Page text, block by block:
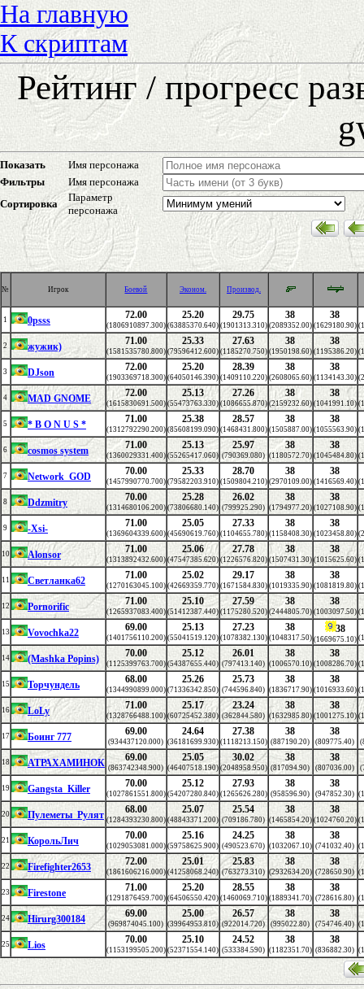
На главную
К скриптам
Рейтинг / прогресс
Показать
Имя персонажа
Фильтры
Имя персонажа
Сортировка
Параметр
персонажа
№ Игрок Боевой Эконом. Производ.
1 0psss 72.00
(1806910897.300)
25.20
(63885370.640)
29.75
(1901313.310)
38
(2089352.00)
38
(1629180.90)
2 жужик) 71.00
(1581535780.800)
25.33
(79596412.600)
27.63
(1185270.750)
38
(1950198.60)
38
(1195386.20)
3 DJson 72.00
(1903369718.300)
25.20
(64050146.390)
28.39
(1409110.220)
38
(2608065.60)
38
(1134143.30)
4 MAD GNOME 72.00
(1615830691.500)
25.13
(55473763.330)
27.26
(1086655.870)
38
(2159232.60)
38
(1041991.10)
5 * B O N U S * 71.00
(1312792290.200)
25.38
(85608199.090)
28.57
(1468431.800)
38
(1505887.00)
38
(1055563.90)
6 cosmos system 71.00
(1360029331.400)
25.13
(55265417.060)
25.97
(790369.080)
38
(1180572.70)
38
(1045484.80)
7 Network_GOD 70.00
(1457990770.700)
25.33
(79582203.910)
28.70
(1509804.210)
38
(2970109.00)
38
(1416569.40)
8 Ddzmitry 70.00
(1314680106.200)
25.28
(73806680.140)
26.02
(799925.290)
38
(1794977.20)
38
(1027108.90)
9 -Xsi- 71.00
(1369604339.600)
25.05
(45690619.760)
27.33
(1104655.780)
38
(1158408.30)
38
(1023458.80)
10 Alonsor 71.00
(1313892432.600)
25.06
(47547385.620)
27.78
(1226576.820)
38
(1507431.30)
38
(1015625.60)
11 Светланка62 71.00
(1270163045.100)
25.02
(42669359.770)
29.17
(1671584.830)
38
(1019335.90)
38
(1081819.80)
12 Pornorific 71.00
(1265937083.400)
25.10
(51412387.440)
27.59
(1175280.520)
38
(2444805.70)
38
(1003097.50)
13 Vovochka22 69.00
(1401756110.200)
25.13
(55041519.120)
27.23
(1078382.130)
38
(1048317.50)
38
(1669675.10)
14 (Mashka Popins) 70.00
(1125399763.700)
25.12
(54387655.440)
26.01
(797413.140)
38
(1006570.10)
38
(1008286.70)
15 Торчундель 68.00
(1344990899.000)
25.26
(71336342.850)
25.73
(744596.840)
38
(1836717.90)
38
(1016933.60)
16 LoLy 71.00
(1328766488.100)
25.17
(60725452.380)
23.24
(362844.580)
38
(1632985.80)
38
(1001275.10)
17 Боинг 777 69.00
(934437120.000)
24.64
(36181699.930)
27.38
(1118213.150)
38
(887190.20)
38
(809775.40)
18 АТРАХАМИНОК 69.00
(863742348.900)
25.05
(46407518.190)
30.02
(2048958.950)
38
(817094.90)
38
(807036.00)
19 Gangsta_Killer 70.00
(1027861551.800)
25.12
(54207280.840)
27.93
(1265626.280)
38
(958596.90)
38
(947852.30)
20 Пулеметы_Рулят 68.00
(1284393230.800)
25.07
(48843371.200)
25.54
(709186.780)
38
(1465854.20)
38
(1024760.20)
21 КорольЛич 70.00
(1029053081.000)
25.16
(59758625.900)
24.25
(490523.670)
38
(1032067.10)
38
(741032.40)
22 Firefighter2653 72.00
(1861606216.000)
25.01
(41258068.240)
25.83
(763273.310)
38
(2932634.20)
38
(728650.90)
23 Firestone 71.00
(1291876459.700)
25.20
(64506550.420)
28.55
(1460069.710)
38
(1889341.70)
38
(728616.80)
24 Hirurg300184 69.00
(969874045.100)
25.00
(39964953.810)
26.57
(922014.720)
38
(995022.80)
38
(754746.40)
25 Lios 70.00
(1153199505.200)
25.10
(52371554.140)
24.52
(533384.590)
38
(1182351.70)
38
(836882.30)